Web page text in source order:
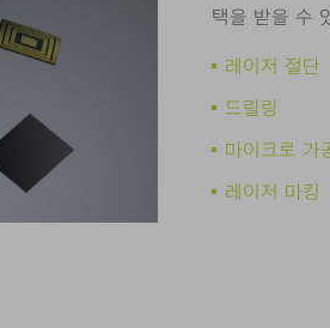
택을 받을 수
레이저 절단
드릴링
마이크로 가
레이저 마킹